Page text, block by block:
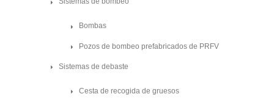
Bombas
Pozos de bombeo prefabricados de PRFV
Sistemas de debaste
Cesta de recogida de gruesos